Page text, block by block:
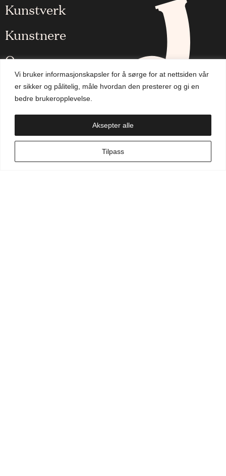
Vi bruker informasjonskapsler for å sørge for at nettsiden vår
er sikker og pålitelig, måle hvordan den presterer og gi en
bedre brukeropplevelse.
Tilpass
Aksepter alle
Kunstverk
Kunstnere
Om oss
Aktuelt
Handlekurv
NO